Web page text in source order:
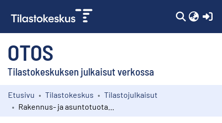
OTOS
Tilastokeskuksen julkaisut verkossa
Kokoelmat
Etusivu Tilastokeskus
Tilastojulkaisut